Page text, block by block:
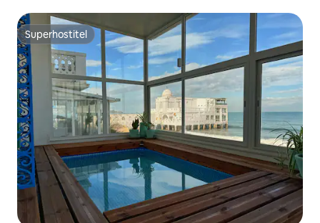
Superhostitel
Superhostitel